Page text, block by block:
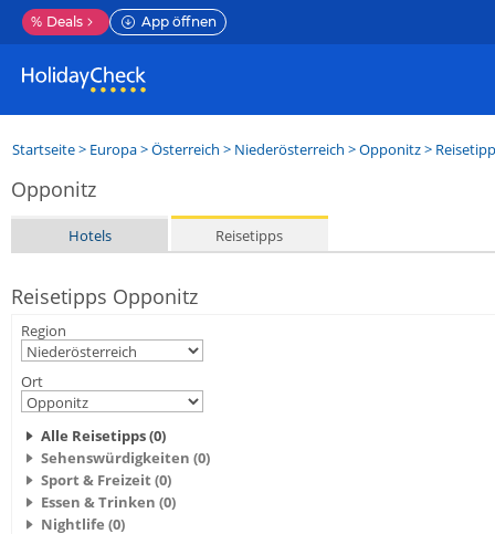
% Deals App öffnen
Startseite> Europa>Österreich > Niederösterreich >Opponitz>
Opponitz
Hotels Reisetipps
Reisetipps Opponitz
Region
Ort
Alle Reisetipps (0)
Sehenswürdigkeiten (0)
Sport & Freizeit (0)
Essen & Trinken (0)
Nightlife (0)